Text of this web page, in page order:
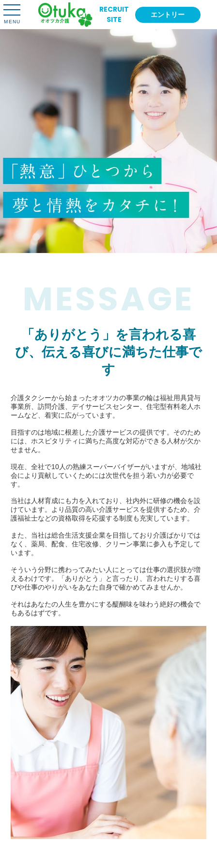
RECRUIT
SITE
エントリー
MENU
MESSAGE
「ありがとう」を言われる喜
び、伝える喜びに満ちた仕事で
す
介護タクシーから始まったオオツカの事業の輪は福祉用具貸与
事業所、訪問介護、デイサービスセンター、住宅型有料老人ホ
ームなど、着実に広がっています。
目指すのは地域に根差した介護サービスの提供です。 そのため
には、ホスピタリティに満ちた高度な対応ができる人材が欠か
せません。
現在、全社で10人の熟練スーパーバイザーがいますが、地域社
会により貢献していくためには次世代を担う若い力が必要で
す。
当社は人材育成にも力を入れており、社内外に研修の機会を設
けています。 より品質の高い介護サービスを提供するため、介
護福祉士などの資格取得を応援する制度も充実しています。
また、当社は総合生活支援企業を目指しており介護ばかりでは
なく、薬局、配食、住宅改修、クリーン事業に参入も予定して
います。
そういう分野に携わってみたい人にとっては仕事の選択肢が増
えるわけです。
「ありがとう」と言ったり、言われたりする喜
びや仕事のやりがいをあなた自身で確かめてみませんか。
それはあなたの人生を豊かにする醍醐味を味わう絶好の機会で
もあるはずです。